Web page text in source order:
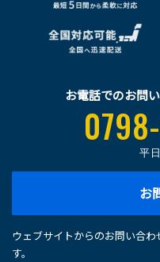
お電話でのお問
平日
お
ウェブサイトからのお問い合
す。